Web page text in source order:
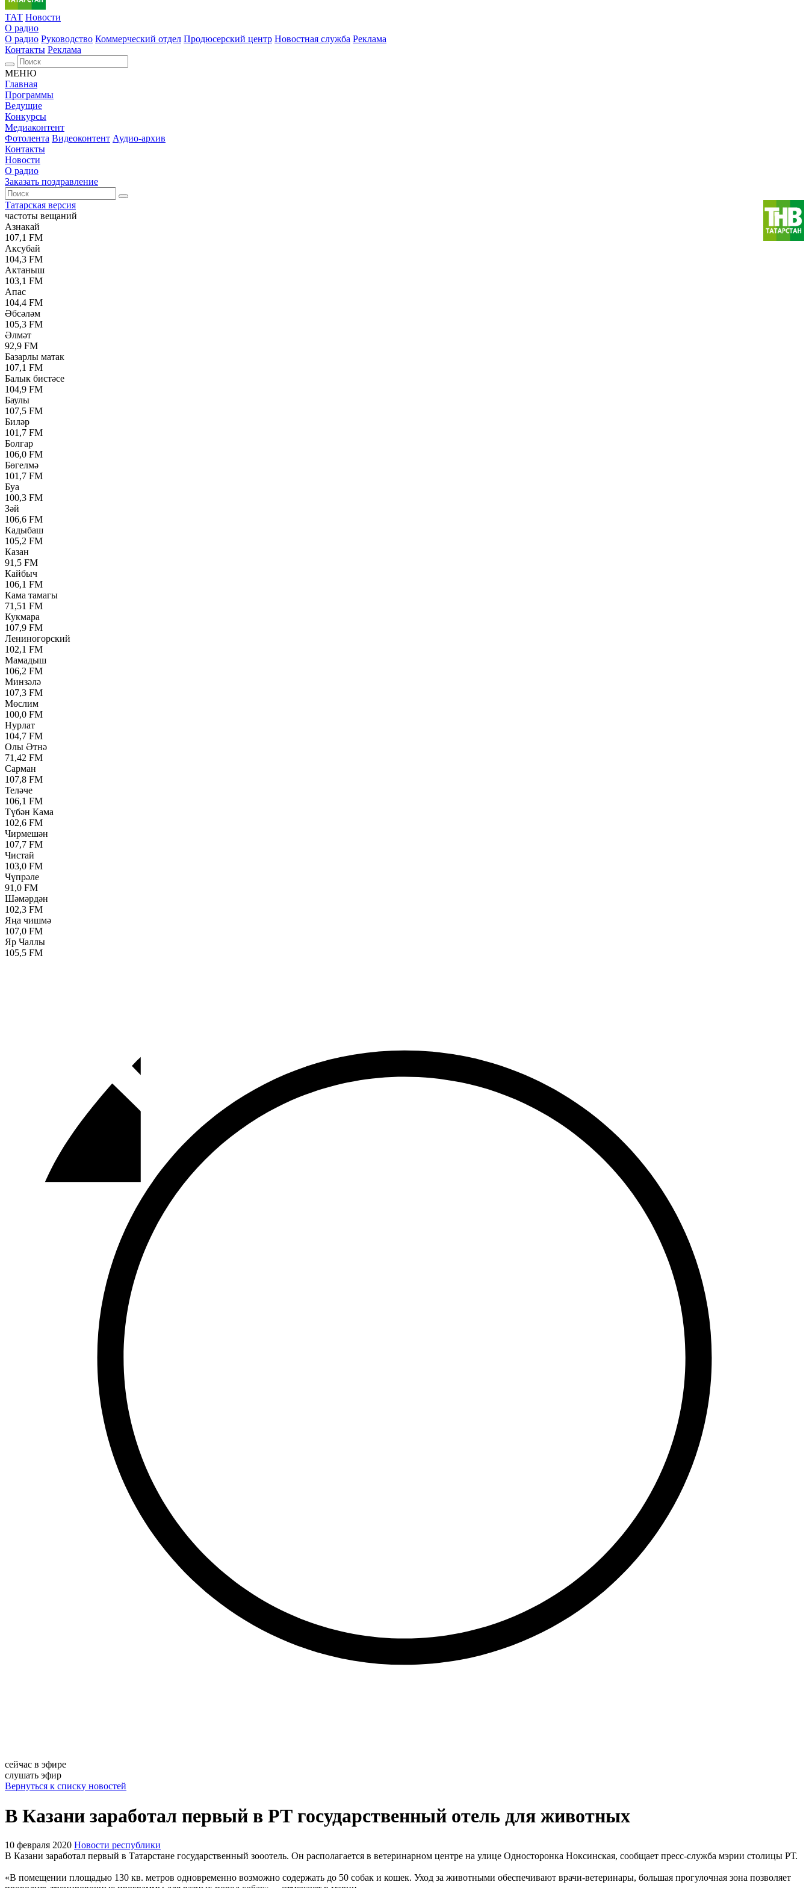
ТАТ Новости
О радио
О радио Руководство Коммерческий отдел Продюсерский центр Новостная служба Реклама
Контакты Реклама
МЕНЮ
Главная
Программы
Ведущие
Конкурсы
Медиаконтент
Фотолента Видеоконтент Аудио-архив
Контакты
Новости
О радио
Заказать поздравление
Татарская версия
частоты вещаний
Азнакай
107,1 FM
Аксубай
104,3 FM
Актаныш
103,1 FM
Апас
104,4 FM
Әбсәләм
105,3 FM
Әлмәт
92,9 FM
Базарлы матак
107,1 FM
Балык бистәсе
104,9 FM
Баулы
107,5 FM
Биләр
101,7 FM
Болгар
106,0 FM
Бөгелмә
101,7 FM
Буа
100,3 FM
Зәй
106,6 FM
Кадыбаш
105,2 FM
Казан
91,5 FM
Кайбыч
106,1 FM
Кама тамагы
71,51 FM
Кукмара
107,9 FM
Лениногорский
102,1 FM
Мамадыш
106,2 FM
Минзәлә
107,3 FM
Мөслим
100,0 FM
Нурлат
104,7 FM
Олы Әтнә
71,42 FM
Сарман
107,8 FM
Теләче
106,1 FM
Түбән Кама
102,6 FM
Чирмешән
107,7 FM
Чистай
103,0 FM
Чүпрәле
91,0 FM
Шәмәрдән
102,3 FM
Яңа чишмә
107,0 FM
Яр Чаллы
105,5 FM
сейчас в эфире
слушать эфир
Вернуться к списку новостей
В Казани заработал первый в РТ государственный отель для животных
10 февраля 2020 Новости республики
В Казани заработал первый в Татарстане государственный зооотель. Он располагается в ветеринарном центре на улице Односторонка Ноксинская, сообщает пресс-служба мэрии столицы РТ.
«В помещении площадью 130 кв. метров одновременно возможно содержать до 50 собак и кошек. Уход за животными обеспечивают врачи-ветеринары, большая прогулочная зона позволяет